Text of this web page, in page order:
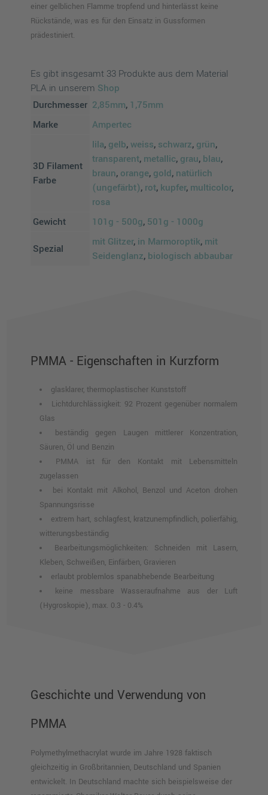
einer gelblichen Flamme tropfend und hinterlässt keine
Rückstände, was es für den Einsatz in Gussformen
prädestiniert.
Es gibt insgesamt 33 Produkte aus dem Material
PLA in unserem Shop
Durchmesser 2,85mm, 1,75mm
Marke
Ampertec
3D Filament
Farbe
lila, gelb,weiss, schwarz, grün,
transparent, metallic, grau, blau,
braun, orange, gold, natürlich
(ungefärbt), rot, kupfer, multicolor,
rosa
Gewicht
101g - 500g, 501g - 1000g
Spezial
mit Glitzer, in Marmoroptik, mit
Seidenglanz, biologisch abbaubar
PMMA - Eigenschaften in Kurzform
glasklarer, thermoplastischer Kunststoff
Lichtdurchlässigkeit: 92 Prozent gegenüber normalem
Glas
beständig gegen Laugen mittlerer Konzentration,
Säuren, Öl und Benzin
PMMA ist für den Kontakt mit Lebensmitteln
zugelassen
bei Kontakt mit Alkohol, Benzol und Aceton drohen
Spannungsrisse
extrem hart, schlagfest, kratzunempfindlich, polierfähig,
witterungsbeständig
Bearbeitungsmöglichkeiten: Schneiden mit Lasern,
Kleben, Schweißen, Einfärben, Gravieren
erlaubt problemlos spanabhebende Bearbeitung
keine messbare Wasseraufnahme aus der Luft
(Hygroskopie), max. 0.3 - 0.4%
Geschichte und Verwendung von
PMMA
Polymethylmethacrylat wurde im Jahre 1928 faktisch
gleichzeitig in Großbritannien, Deutschland und Spanien
entwickelt. In Deutschland machte sich beispielsweise der